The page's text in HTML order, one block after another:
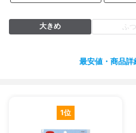
大きめ ふ
最安値・商品詳
1位